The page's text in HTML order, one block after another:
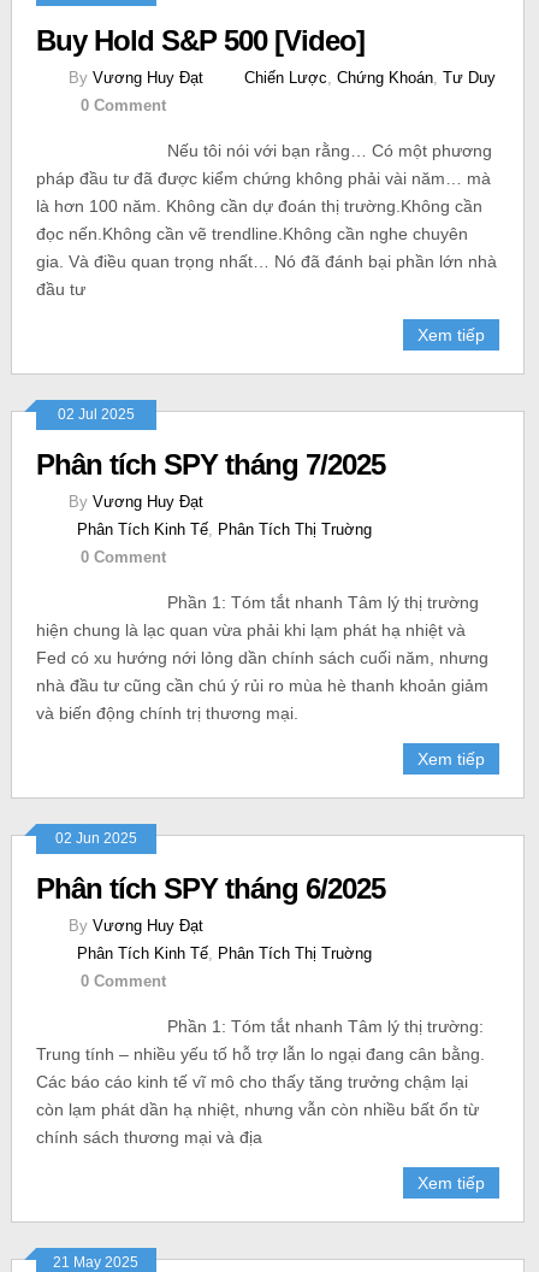
Buy Hold S&P 500 [Video]
By Vương Huy Đạt Chiến Lược Chứng Khoán, Tư Duy
0 Comment
Nếu tôi nói với bạn rằng… Có một phương
pháp đầu tư đã được kiểm chứng không phải vài năm… mà
là hơn 100 năm. Không cần dự đoán thị trường.Không cần
đọc nến.Không cần vẽ trendline.Không cần nghe chuyên
gia. Và điều quan trọng nhất… Nó đã đánh bại phần lớn nhà
đầu tư
Xem tiếp
02 Jul 2025
Phân tích SPY tháng 7/2025
By Vương Huy Đạt
Phân Tích Kinh Tế, Phân Tích Thị Truờng
0 Comment
Phần 1: Tóm tắt nhanh Tâm lý thị trường
hiện chung là lạc quan vừa phải khi lạm phát hạ nhiệt và
Fed có xu hướng nới lỏng dần chính sách cuối năm, nhưng
nhà đầu tư cũng cần chú ý rủi ro mùa hè thanh khoản giảm
và biến động chính trị thương mại.
Xem tiếp
02 Jun 2025
Phân tích SPY tháng 6/2025
By Vương Huy Đạt
Phân Tích Kinh Tế, Phân Tích Thị Truờng
0 Comment
Phần 1: Tóm tắt nhanh Tâm lý thị trường:
Trung tính – nhiều yếu tố hỗ trợ lẫn lo ngại đang cân bằng.
Các báo cáo kinh tế vĩ mô cho thấy tăng trưởng chậm lại
còn lạm phát dần hạ nhiệt, nhưng vẫn còn nhiều bất ổn từ
chính sách thương mại và địa
Xem tiếp
21 May 2025